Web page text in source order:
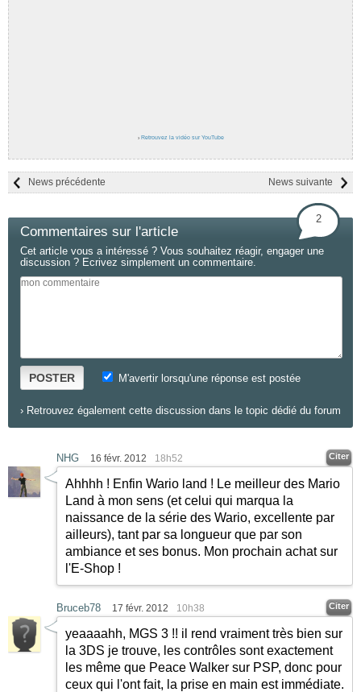
› Retrouvez la vidéo sur YouTube
News suivante
News précédente
Commentaires sur l'article
2
Cet article vous a intéressé ? Vous souhaitez réagir, engager une
discussion ? Ecrivez simplement un commentaire.
POSTER M'avertir lorsqu'une réponse est postée
› Retrouvez également cette discussion dans le topic dédié du forum
NHG 16 févr. 2012 18h52 Citer
Ahhhh ! Enfin Wario land ! Le meilleur des Mario
Land à mon sens (et celui qui marqua la
naissance de la série des Wario, excellente par
ailleurs), tant par sa longueur que par son
ambiance et ses bonus. Mon prochain achat sur
l'E-Shop !
Bruceb78 17 févr. 2012 10h38 Citer
yeaaaahh, MGS 3 !! il rend vraiment très bien sur
la 3DS je trouve, les contrôles sont exactement
les même que Peace Walker sur PSP, donc pour
ceux qui l'ont fait, la prise en main est immédiate.